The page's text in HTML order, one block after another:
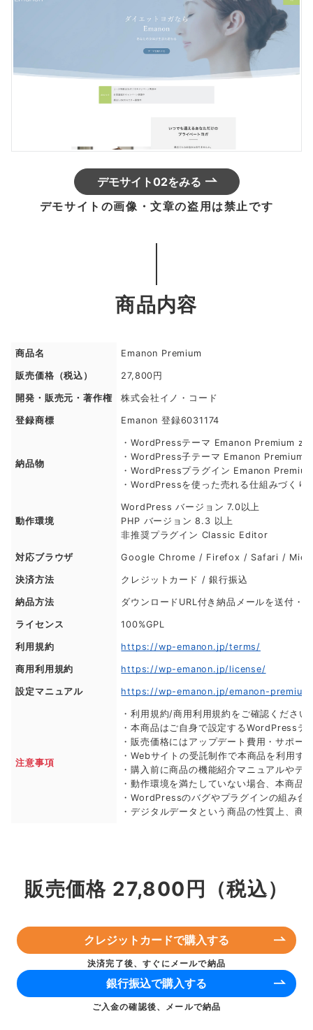
デモサイト02をみる
デモサイトの画像・文章の盗用は禁止です
商品内容
商品名 Emanon Premium
販売価格（税込） 27,800円
開発・販売元・著作権 株式会社イノ・コード
登録商標 Emanon 登録6031174
納品物
・WordPressテーマ Emanon Premium
・WordPress子テーマ Emanon Premium
・WordPressプラグイン Emanon
・WordPressを使った売れる仕組みづくり
動作環境
WordPress バージョン 7.0以上
PHP バージョン 8.3 以上
非推奨プラグイン Classic Editor
対応ブラウザ Google Chrome / Firefox / Safari /
決済方法 クレジットカード / 銀行振込
納品方法 ダウンロードURL付き納品メールを送付・
ライセンス 100%GPL
利用規約 https://wp-emanon.jp/terms/
商用利用規約 https://wp-emanon.jp/license/
設定マニュアル https://wp-emanon.jp/emanon-
注意事項
・利用規約/商用利用規約をご確認ください
・本商品はご自身で設定するWordPressテ
・販売価格にはアップデート費用・サポ
・Webサイトの受託制作で本商品を利用す
・購入前に商品の機能紹介マニュアルやデ
・動作環境を満たしていない場合、本商品
・WordPressのバグやプラグインの組み
・デジタルデータという商品の性質上、商
販売価格 27,800円（税込）
クレジットカードで購入する
決済完了後、すぐにメールで納品
銀行振込で購入する
ご入金の確認後、メールで納品